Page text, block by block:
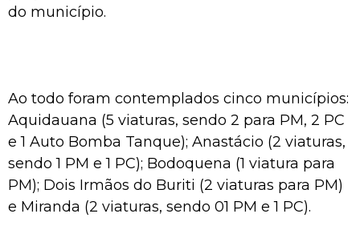
do município.
Ao todo foram contemplados cinco municípios:
Aquidauana (5 viaturas, sendo 2 para PM, 2 PC
e 1 Auto Bomba Tanque); Anastácio (2 viaturas,
sendo 1 PM e 1 PC); Bodoquena (1 viatura para
PM); Dois Irmãos do Buriti (2 viaturas para PM)
e Miranda (2 viaturas, sendo 01 PM e 1 PC).